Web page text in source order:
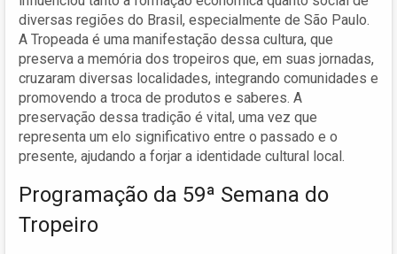
diversas regiões do Brasil, especialmente de São Paulo.
A Tropeada é uma manifestação dessa cultura, que
preserva a memória dos tropeiros que, em suas jornadas,
cruzaram diversas localidades, integrando comunidades e
promovendo a troca de produtos e saberes. A
preservação dessa tradição é vital, uma vez que
representa um elo significativo entre o passado e o
presente, ajudando a forjar a identidade cultural local.
Programação da 59ª Semana do
Tropeiro